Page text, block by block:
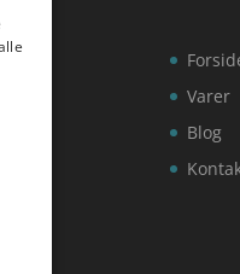
Varer
Blog